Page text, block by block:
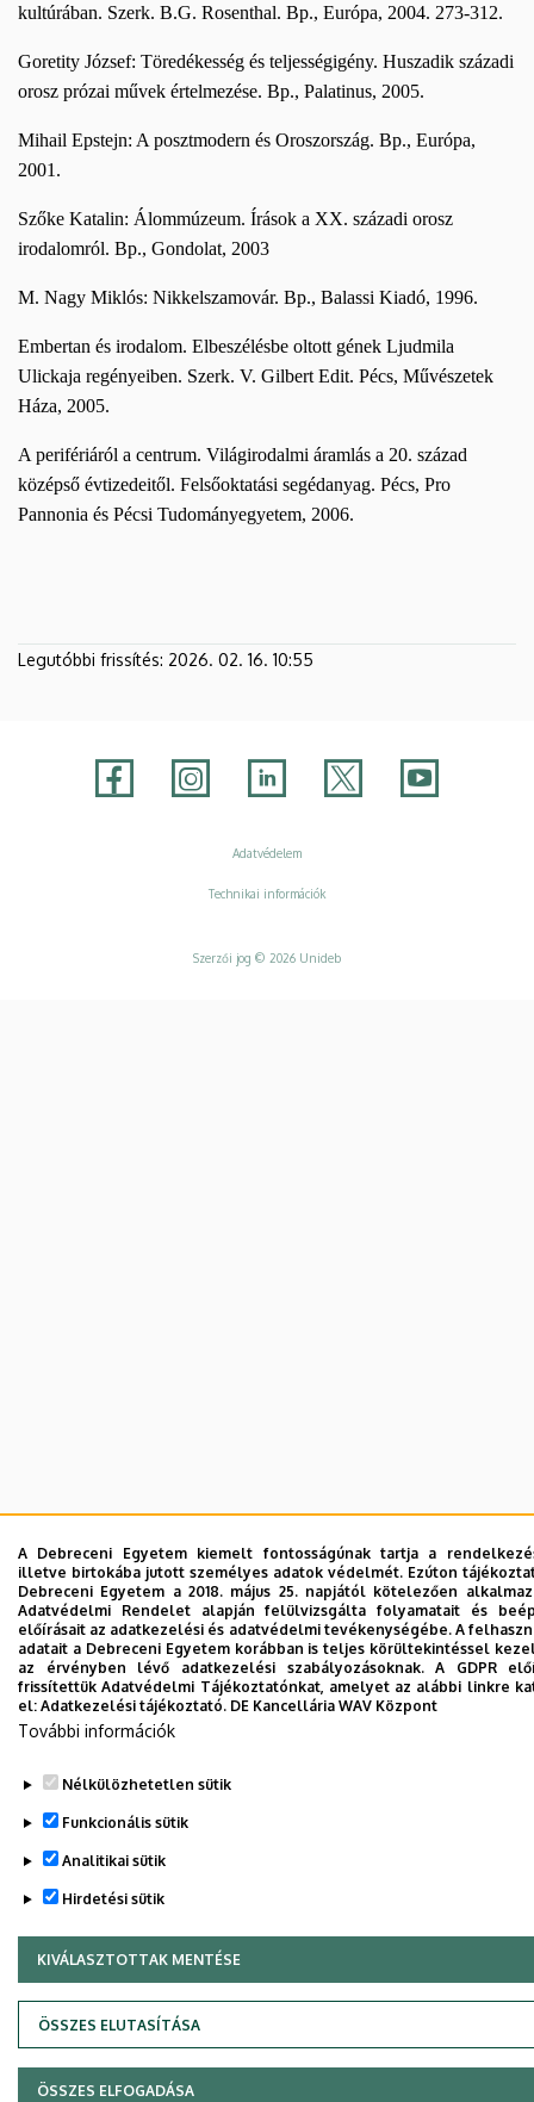
kultúrában. Szerk. B.G. Rosenthal. Bp., Európa, 2004. 273-312.
Goretity József: Töredékesség és teljességigény. Huszadik századi
orosz prózai művek értelmezése. Bp., Palatinus, 2005.
Mihail Epstejn: A posztmodern és Oroszország. Bp., Európa,
2001.
Szőke Katalin: Álommúzeum. Írások a XX. századi orosz
irodalomról. Bp., Gondolat, 2003
M. Nagy Miklós: Nikkelszamovár. Bp., Balassi Kiadó, 1996.
Embertan és irodalom. Elbeszélésbe oltott gének Ljudmila
Ulickaja regényeiben. Szerk. V. Gilbert Edit. Pécs, Művészetek
Háza, 2005.
A perifériáról a centrum. Világirodalmi áramlás a 20. század
középső évtizedeitől. Felsőoktatási segédanyag. Pécs, Pro
Pannonia és Pécsi Tudományegyetem, 2006.
Legutóbbi frissítés: 2026. 02. 16. 10:55
Adatvédelem
Technikai információk
Szerzői jog © 2026 Unideb
A Debreceni Egyetem kiemelt fontosságúnak tartja a
illetve birtokába jutott személyes adatok védelmét. Ezúton
Debreceni Egyetem a 2018. május 25. napjától kötelezően
Adatvédelmi Rendelet alapján felülvizsgálta folyamatait és
előírásait az adatkezelési és adatvédelmi tevékenységébe. A
adatait a Debreceni Egyetem korábban is teljes körültekintéssel
az érvényben lévő adatkezelési szabályozásoknak. A GDPR
frissítettük Adatvédelmi Tájékoztatónkat, amelyet az alábbi linkre
el: Adatkezelési tájékoztató. DE Kancellária WAV Központ
További információk
Nélkülözhetetlen sütik
Funkcionális sütik
Analitikai sütik
Hirdetési sütik
KIVÁLASZTOTTAK MENTÉSE
ÖSSZES ELUTASÍTÁSA
WITHDRAW CONSENT
ÖSSZES ELFOGADÁSA